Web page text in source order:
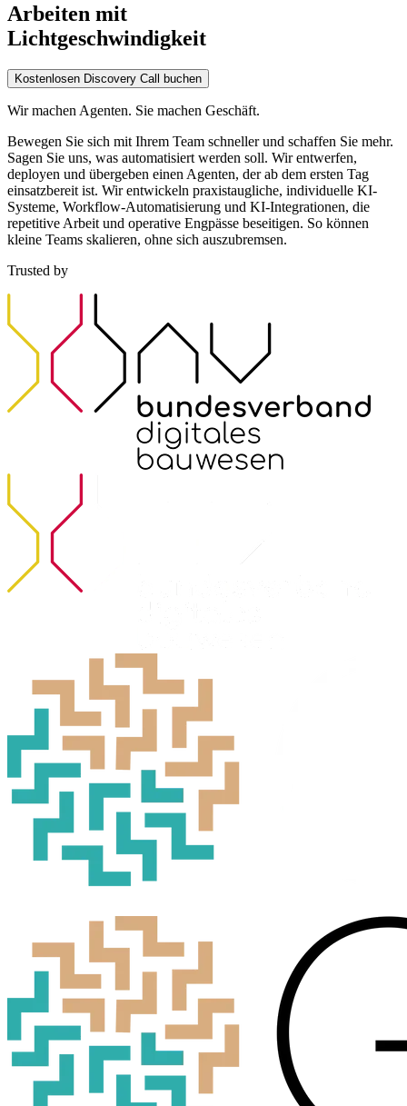
Arbeiten mit
Lichtgeschwindigkeit
Kostenlosen Discovery Call buchen
Wir machen Agenten. Sie machen Geschäft.
Bewegen Sie sich mit Ihrem Team schneller und schaffen Sie mehr.
Sagen Sie uns, was automatisiert werden soll. Wir entwerfen,
deployen und übergeben einen Agenten, der ab dem ersten Tag
einsatzbereit ist. Wir entwickeln praxistaugliche, individuelle KI-
Systeme, Workflow-Automatisierung und KI-Integrationen, die
repetitive Arbeit und operative Engpässe beseitigen. So können
kleine Teams skalieren, ohne sich auszubremsen.
Trusted by